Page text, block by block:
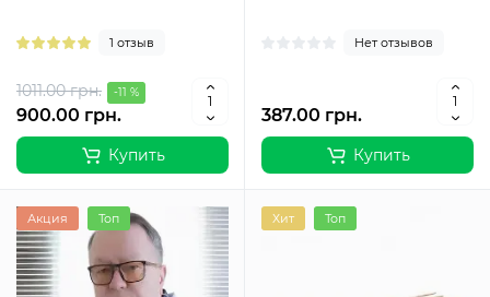
1 отзыв
1011.00 грн. -11 %
900.00 грн.
Купить
Нет отзывов
387.00 грн.
Купить
Акция Топ Хит Топ